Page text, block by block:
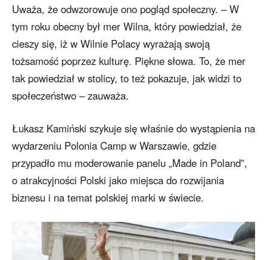
Uważa, że odwzorowuje ono pogląd społeczny. – W
tym roku obecny był mer Wilna, który powiedział, że
cieszy się, iż w Wilnie Polacy wyrażają swoją
tożsamość poprzez kulturę. Piękne słowa. To, że mer
tak powiedział w stolicy, to też pokazuje, jak widzi to
społeczeństwo – zauważa.
Łukasz Kamiński szykuje się właśnie do wystąpienia na
wydarzeniu Polonia Camp w Warszawie, gdzie
przypadło mu moderowanie panelu „Made in Poland”,
o atrakcyjności Polski jako miejsca do rozwijania
biznesu i na temat polskiej marki w świecie.